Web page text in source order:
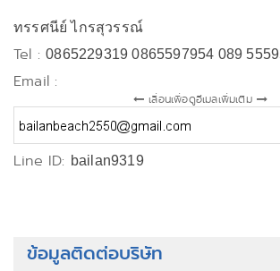
ทรรศนีย์ ไกรสุวรรณ์
Tel :0865229319 0865597954 089
Email :
เลื่อนเพื่อดูอีเมลเพิ่มเติม
Line ID: bailan9319
ข้อมูลติดต่อบริษัท